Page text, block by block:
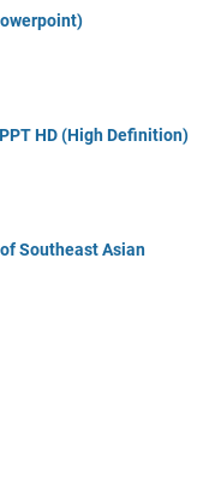
HD (High Definition)
Southeast Asian